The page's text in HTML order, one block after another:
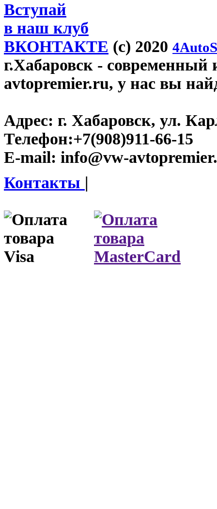
Вступай
в наш клуб
ВКОНТАКТЕ (c) 2020
г.Хабаровск - современный
avtopremier.ru, у нас вы
Адрес: г. Хабаровск, ул.
Телефон:+7(908)911-66-15
E-mail: info@vw-
Контакты |